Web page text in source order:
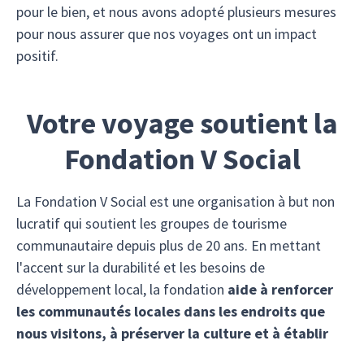
pour le bien, et nous avons adopté plusieurs mesures
pour nous assurer que nos voyages ont un impact
positif.
Votre voyage soutient la
Fondation V Social
La Fondation V Social est une organisation à but non
lucratif qui soutient les groupes de tourisme
communautaire depuis plus de 20 ans. En mettant
l'accent sur la durabilité et les besoins de
développement local, la fondation aide à renforcer
les communautés locales dans les endroits que
nous visitons, à préserver la culture et à établir